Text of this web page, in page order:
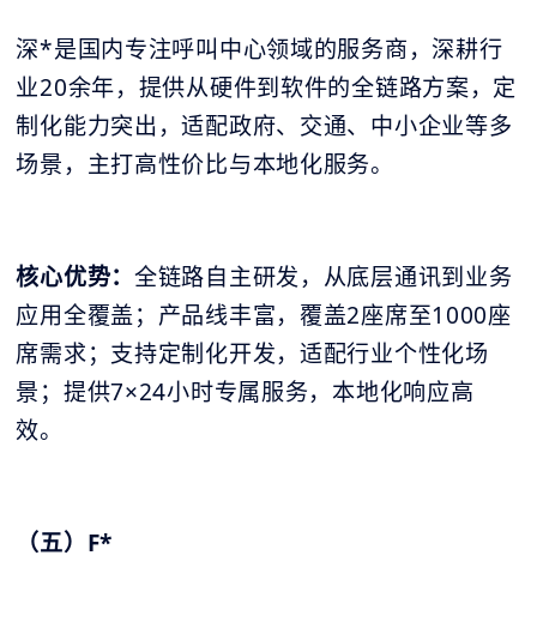
深*是国内专注呼叫中心领域的服务商，深耕行
业20余年，提供从硬件到软件的全链路方案，定
制化能力突出，适配政府、交通、中小企业等多
场景，主打高性价比与本地化服务。
核心优势：全链路自主研发，从底层通讯到业务
应用全覆盖；产品线丰富，覆盖2座席至1000座
席需求；支持定制化开发，适配行业个性化场
景；提供7×24小时专属服务，本地化响应高
效。
（五）F*